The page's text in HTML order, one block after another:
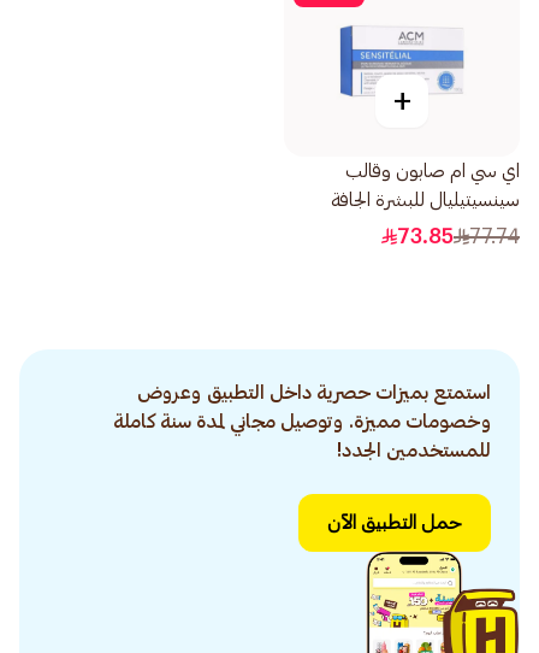
+
اي سي ام صابون وقالب
سينسيتيليال للبشرة الجافة
والحساسة 100جرام
77.74
73.85
استمتع بميزات حصرية داخل التطبيق وعروض
وخصومات مميزة. وتوصيل مجاني لمدة سنة كاملة
للمستخدمين الجدد!
حمل التطبيق الآن